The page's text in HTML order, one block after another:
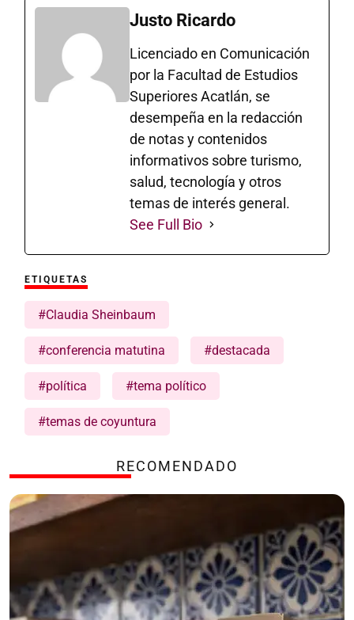
Justo Ricardo
Licenciado en Comunicación
por la Facultad de Estudios
Superiores Acatlán, se
desempeña en la redacción
de notas y contenidos
informativos sobre turismo,
salud, tecnología y otros
temas de interés general.
See Full Bio
ETIQUETAS
#Claudia Sheinbaum
#conferencia matutina #destacada
#política #tema político
#temas de coyuntura
RECOMENDADO